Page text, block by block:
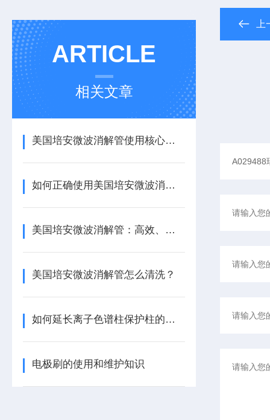
ARTICLE
相关文章
美国培安微波消解管使用核心注意事项
如何正确使用美国培安微波消解管进行样品消解？
美国培安微波消解管：高效、安全且环保的样品前处理解决方案
美国培安微波消解管怎么清洗？
如何延长离子色谱柱保护柱的使用寿命
电极刷的使用和维护知识